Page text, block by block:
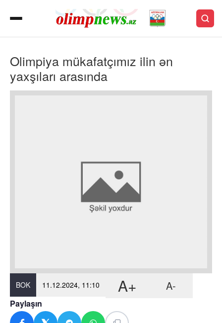
Olimpiya mükafatçımız ilin ən
yaxşıları arasında
BOK 11.12.2024, 11:10 A+ A-
Paylaşın